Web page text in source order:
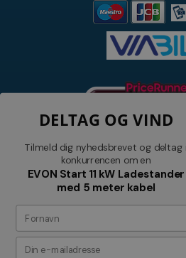
Tilmeld dig vores
modtag relevante
DELTAG OG VIND
Tilmeld dig nyhedsbrevet og deltag i
konkurrencen om en
EVON Start 11 kW Ladestander
med 5 meter kabel